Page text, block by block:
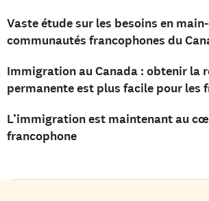
Vaste étude sur les besoins en
communautés francophones du
Immigration au Canada : obtenir la
permanente est plus facile pour les
L’immigration est maintenant au
francophone